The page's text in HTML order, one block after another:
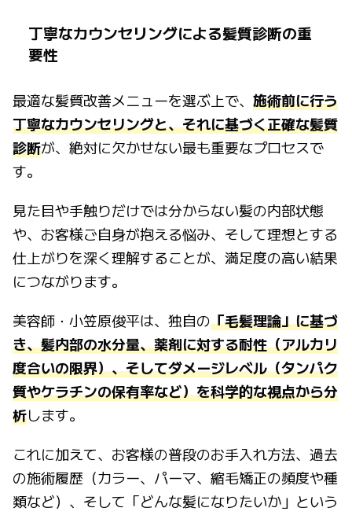
丁寧なカウンセリングによる髪質診断の重
要性
最適な髪質改善メニューを選ぶ上で、 施術前に行う
丁寧なカウンセリングと、それに基づく正確な髪質
診断が、絶対に欠かせない最も重要なプロセスで
す。
見た目や手触りだけでは分からない髪の内部状態
や、お客様ご自身が抱える悩み、そして理想とする
仕上がりを深く理解することが、満足度の高い結果
につながります。
美容師・小笠原俊平は、独自の「毛髪理論」に基づ
き、髪内部の水分量、薬剤に対する耐性（アルカリ
度合いの限界）、そしてダメージレベル（タンパク
質やケラチンの保有率など）を科学的な視点から分
析します。
これに加えて、お客様の普段のお手入れ方法、過去
の施術履歴（カラー、パーマ、縮毛矯正の頻度や種
類など）、そして「どんな髪になりたいか」という